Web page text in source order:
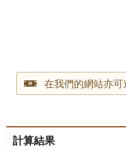
在我們的網站亦
計算結果